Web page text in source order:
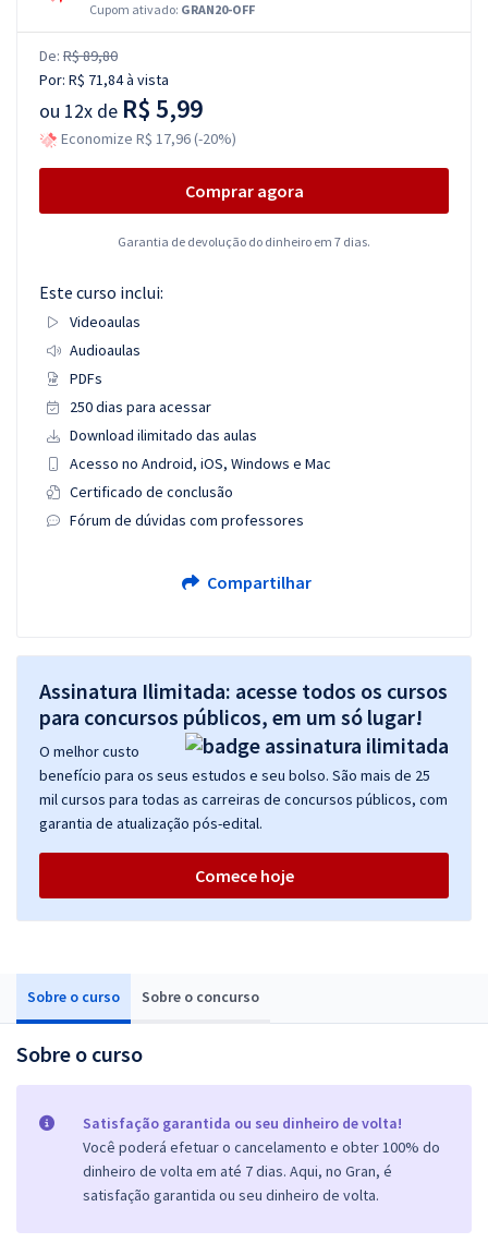
Sobre o curso Sobre o concurso
Sobre o curso
Satisfação garantida ou seu dinheiro de volta!
Você poderá efetuar o cancelamento e obter 100% do
dinheiro de volta em até 7 dias. Aqui, no Gran, é
satisfação garantida ou seu dinheiro de volta.
Cupom ativado: GRAN20-OFF
De: R$ 89,80
Por: R$ 71,84à vista
ou 12x de R$ 5,99
Economize R$ 17,96 (-20%)
Comprar agora
Garantia de devolução do dinheiro em 7 dias.
Este curso inclui:
Videoaulas
Audioaulas
PDFs
250 dias para acessar
Download ilimitado das aulas
Acesso no Android, iOS, Windows e Mac
Certificado de conclusão
Fórum de dúvidas com professores
Compartilhar
Assinatura Ilimitada: acesse todos os cursos
para concursos públicos, em um só lugar!
O melhor custo
benefício para os seus estudos e seu bolso. São mais de 25
mil cursos para todas as carreiras de concursos públicos, com
garantia de atualização pós-edital.
Comece hoje